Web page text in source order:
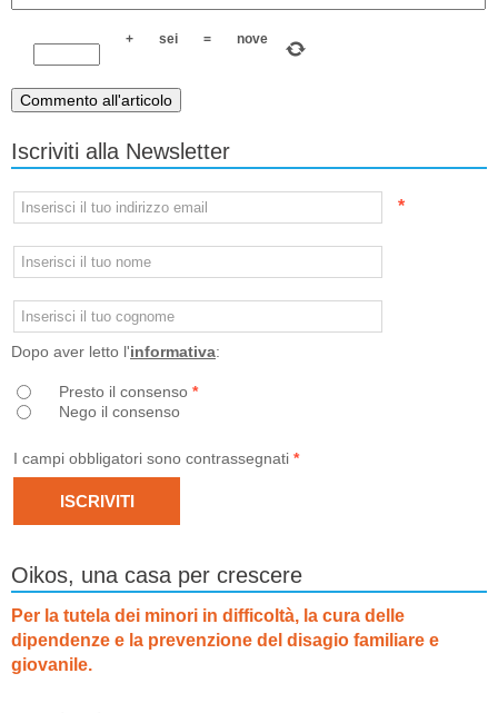
+ sei = nove
Iscriviti alla Newsletter
*
Dopo aver letto l'informativa:
Presto il consenso *
Nego il consenso
I campi obbligatori sono contrassegnati *
Oikos, una casa per crescere
Per la tutela dei minori in difficoltà, la cura delle
dipendenze e la prevenzione del disagio familiare e
giovanile.